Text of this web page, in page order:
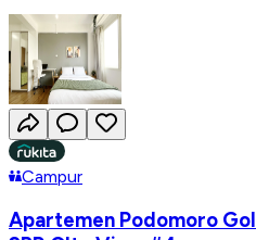
Campur
Apartemen Podomoro